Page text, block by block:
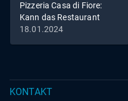
Pizzeria Casa di Fiore:
Kann das Restaurant
dank Frank Rosin endlich
18.01.2024
KONTAKT